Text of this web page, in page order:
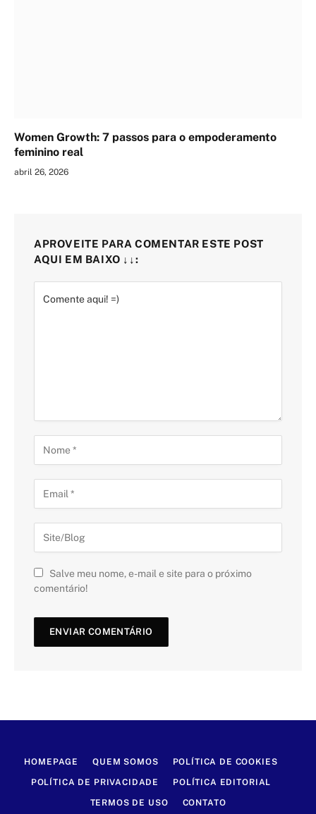
Women Growth: 7 passos para o empoderamento
feminino real
abril 26, 2026
APROVEITE PARA COMENTAR ESTE POST
AQUI EM BAIXO ↓↓:
Salve meu nome, e-mail e site para o próximo
comentário!
HOMEPAGE QUEM SOMOS POLÍTICA DE COOKIES
POLÍTICA DE PRIVACIDADE POLÍTICA EDITORIAL
TERMOS DE USO CONTATO